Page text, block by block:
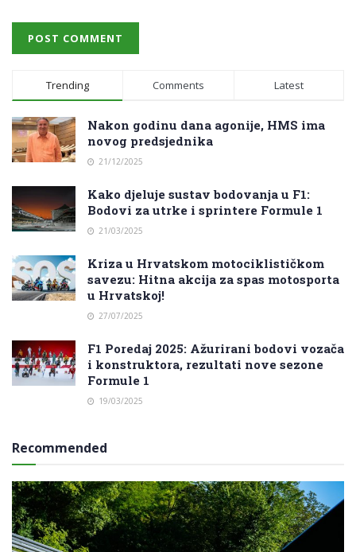
Trending Comments Latest
Nakon godinu dana agonije, HMS ima
novog predsjednika
21/12/2025
Kako djeluje sustav bodovanja u F1:
Bodovi za utrke i sprintere Formule 1
21/03/2025
Kriza u Hrvatskom motociklističkom
savezu: Hitna akcija za spas motosporta
u Hrvatskoj!
27/07/2025
F1 Poredaj 2025: Ažurirani bodovi vozača
i konstruktora, rezultati nove sezone
Formule 1
19/03/2025
Recommended